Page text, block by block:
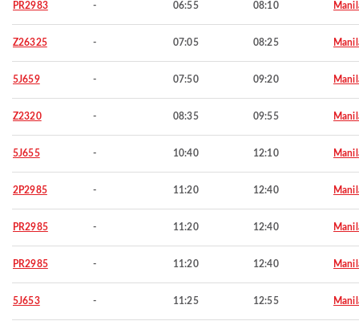
PR2983 - 06:55 08:10
Z26325 - 07:05 08:25
5J659 - 07:50 09:20
Z2320 - 08:35 09:55
5J655 - 10:40 12:10
2P2985 - 11:20 12:40
PR2985 - 11:20 12:40
PR2985 - 11:20 12:40
5J653 - 11:25 12:55